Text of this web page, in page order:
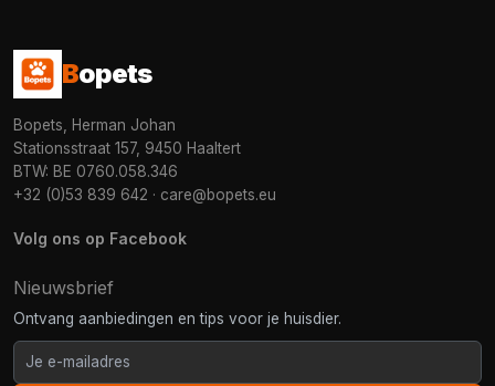
Bopets
Bopets, Herman Johan
Stationsstraat 157, 9450 Haaltert
BTW: BE 0760.058.346
+32 (0)53 839 642 · care@bopets.eu
Volg ons op Facebook
Nieuwsbrief
Ontvang aanbiedingen en tips voor je huisdier.